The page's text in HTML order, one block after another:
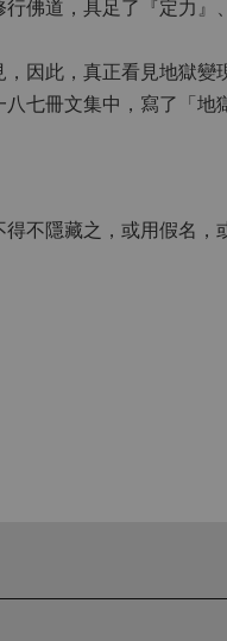
佛道，具足了『定力』
因此，真正看見地獄變
七冊文集中，寫了「地
不隱藏之，或用假名，